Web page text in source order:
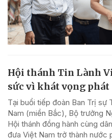
Hội thánh Tin Lành
sức vì khát vọng
Tại buổi tiếp đoàn Ban Trị sự
Nam (miền Bắc), Bộ trưởng
Hội thánh đồng hành cùng
đưa Việt Nam trở thành nước